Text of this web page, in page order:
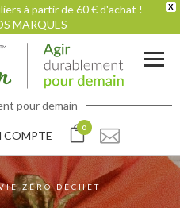
X
à partir de 60 € d'achat !
MARQUES
pour demain
0
ZÉRO DÉCHET